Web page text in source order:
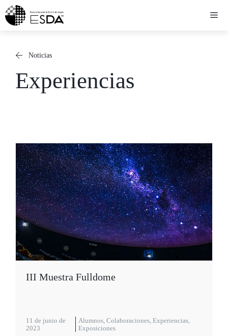
Saltar
Noticias
Experiencias
III Muestra Fulldome
11 de junio de
2023
Alumnos, Colaboraciones, Experiencias,
Exposiciones